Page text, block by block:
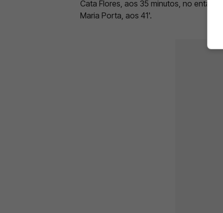
Cata Flores, aos 35 minutos, no
Maria Porta, aos 41'.